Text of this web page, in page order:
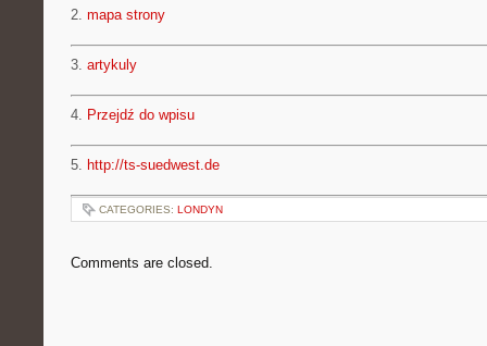
2. mapa strony
3. artykuly
4. Przejdź do wpisu
5. http://ts-suedwest.de
CATEGORIES: LONDYN
Comments are closed.